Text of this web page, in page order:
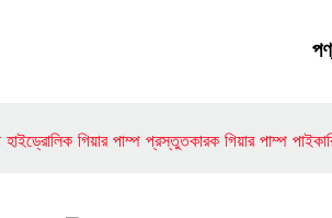
হাইড্রোলিক গিয়ার পাম্প প্রস্তুতকারক গিয়ার পাম্প